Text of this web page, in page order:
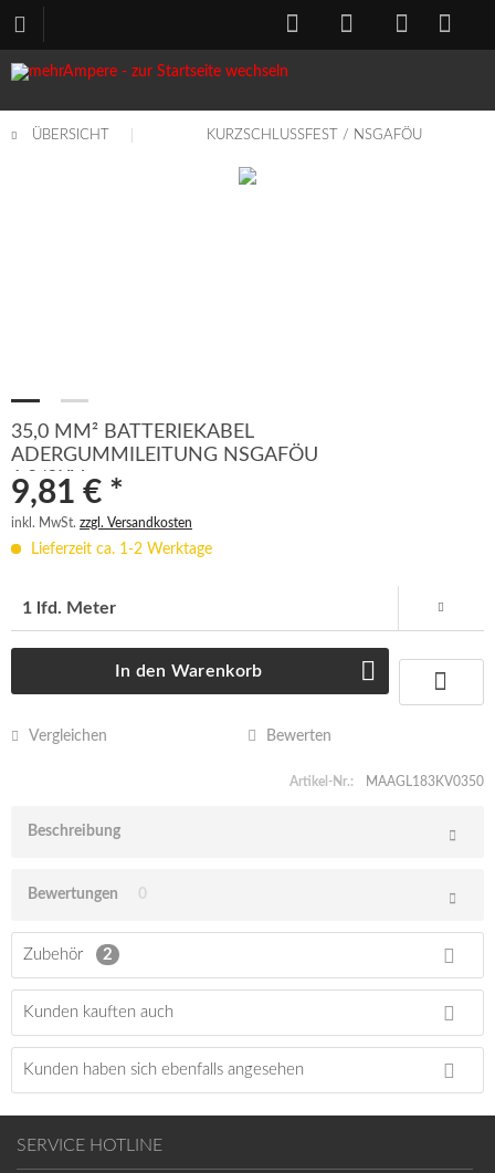
ÜBERSICHT KURZSCHLUSSFEST / NSGAFÖU
35,0 MM² BATTERIEKABEL
ADERGUMMILEITUNG NSGAFÖU
1,8/3KV
9,81 € *
inkl. MwSt. zzgl. Versandkosten
Lieferzeit ca. 1-2 Werktage
In den Warenkorb
Vergleichen Bewerten
Artikel-Nr.: MAAGL183KV0350
Beschreibung
Bewertungen 0
Zubehör 2
Kunden kauften auch
Kunden haben sich ebenfalls angesehen
SERVICE HOTLINE